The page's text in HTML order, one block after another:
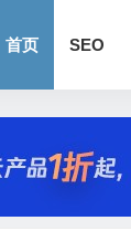
首页 SEO